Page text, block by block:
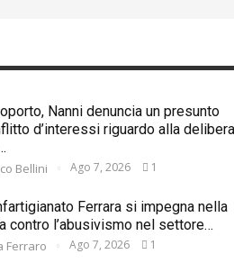
Nanni denuncia un presunto
d’interessi riguardo alla delibera
Bellini Ago 7, 2026 1
Ferrara si impegna nella
contro l’abusivismo nel settore…
Ferraro Ago 7, 2026 1